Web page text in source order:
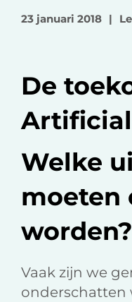
23 januari 2018 |
De
Welke
moeten
worden?
Vaak zijn we
onderschatten